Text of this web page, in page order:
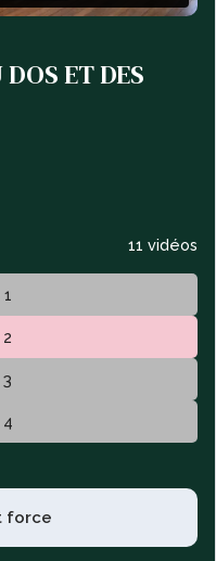
ET DES
11 vidéos
force